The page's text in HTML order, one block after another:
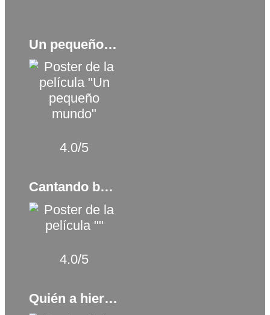
Un pequeño mundo (2021)
4.0/5
Cantando bajo la lluvia (1952)
4.0/5
Quién a hierro mata (2017)